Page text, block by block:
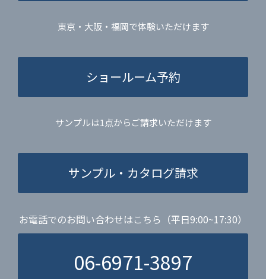
東京・大阪・福岡で体験いただけます
ショールーム予約
サンプルは1点からご請求いただけます
サンプル・カタログ請求
お電話でのお問い合わせはこちら（平日9:00~17:30）
06-6971-3897